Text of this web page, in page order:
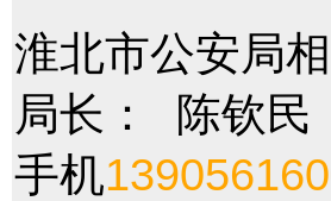
淮北市公安局
局长： 陈钦民
手机